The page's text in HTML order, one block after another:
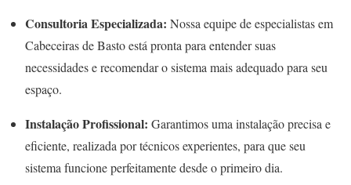
Consultoria Especializada: Nossa equipe de especialistas em
Cabeceiras de Basto está pronta para entender suas
necessidades e recomendar o sistema mais adequado para seu
espaço.
Instalação Profissional: Garantimos uma instalação precisa e
eficiente, realizada por técnicos experientes, para que seu
sistema funcione perfeitamente desde o primeiro dia.